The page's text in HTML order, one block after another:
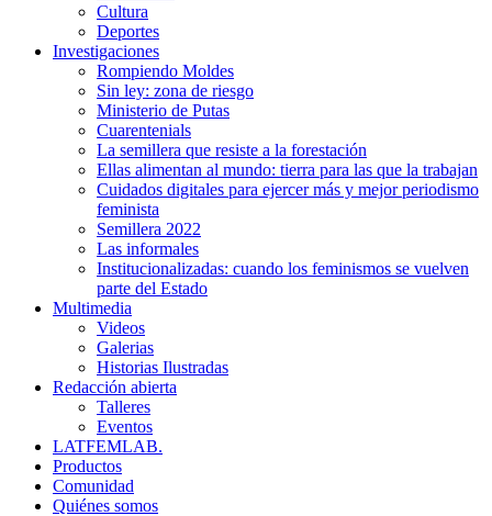
Cultura
Deportes
Investigaciones
Rompiendo Moldes
Sin ley: zona de riesgo
Ministerio de Putas
Cuarentenials
La semillera que resiste a la forestación
Ellas alimentan al mundo: tierra para las que la trabajan
Cuidados digitales para ejercer más y mejor periodismo
feminista
Semillera 2022
Las informales
Institucionalizadas: cuando los feminismos se vuelven
parte del Estado
Multimedia
Videos
Galerias
Historias Ilustradas
Redacción abierta
Talleres
Eventos
LATFEMLAB.
Productos
Comunidad
Quiénes somos